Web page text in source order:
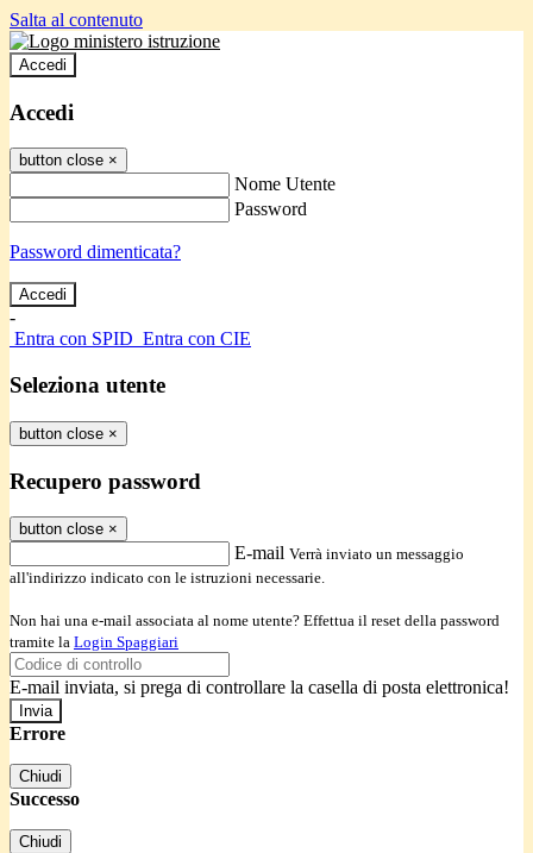
Salta al contenuto
Accedi
Accedi
button close ×
Nome Utente
Password
Password dimenticata?
-
Entra con SPID Entra con CIE
Seleziona utente
button close ×
Recupero password
button close ×
E-mail Verrà inviato un messaggio
all'indirizzo indicato con le istruzioni necessarie.
Non hai una e-mail associata al nome utente? Effettua il reset della password
tramite la Login Spaggiari
E-mail inviata, si prega di controllare la casella di posta elettronica!
Errore
Chiudi
Successo
Chiudi